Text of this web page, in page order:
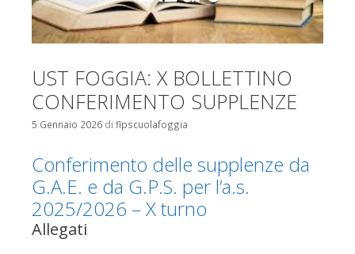
UST FOGGIA: X BOLLETTINO
CONFERIMENTO SUPPLENZE
5 Gennaio 2026 di flpscuolafoggia
Conferimento delle supplenze da
G.A.E. e da G.P.S. per l’a.s.
2025/2026 – X turno
Allegati